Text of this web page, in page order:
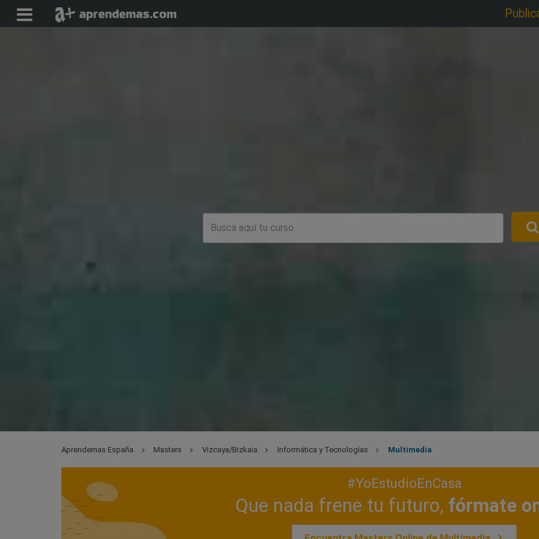
Aprendemas España Masters Vizcaya/Bizkaia Informática y Tecnologías Multimedia
#YoEstudioEnCasa
Que nada frene tu futuro, fórmate